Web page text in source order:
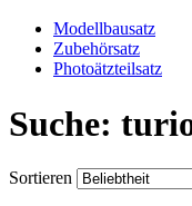
Modellbausatz
Zubehörsatz
Photoätzteilsatz
Suche:
Sortieren